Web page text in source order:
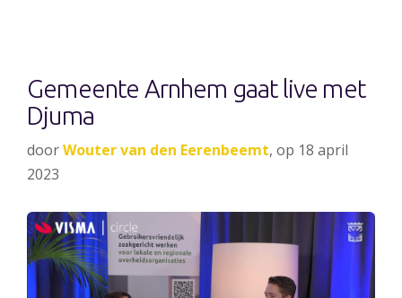
Gemeente Arnhem gaat live met
Djuma
doorWouter van den Eerenbeemt, op 18 april
2023